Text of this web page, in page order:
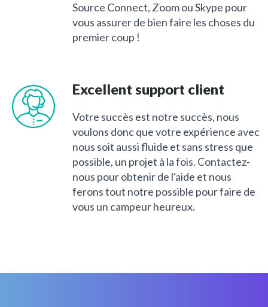
Source Connect, Zoom ou Skype pour
vous assurer de bien faire les choses du
premier coup !
Excellent support client
Votre succès est notre succès, nous
voulons donc que votre expérience avec
nous soit aussi fluide et sans stress que
possible, un projet à la fois. Contactez-
nous pour obtenir de l'aide et nous
ferons tout notre possible pour faire de
vous un campeur heureux.